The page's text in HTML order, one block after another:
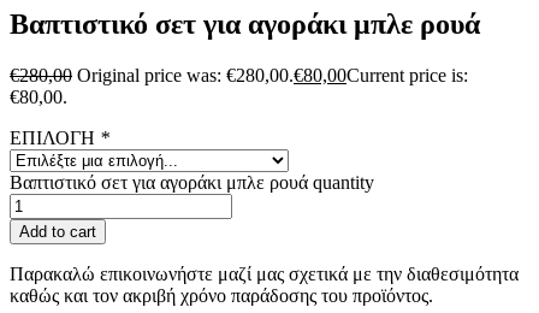
Βαπτιστικό σετ για αγοράκι μπλε ρουά
€280,00 Original price was: €280,00.€80,00Current price is:
€80,00.
ΕΠΙΛΟΓΗ *
Βαπτιστικό σετ για αγοράκι μπλε ρουά quantity
Add to cart
Παρακαλώ επικοινωνήστε μαζί μας σχετικά με την διαθεσιμότητα
καθώς και τον ακριβή χρόνο παράδοσης του προϊόντος.